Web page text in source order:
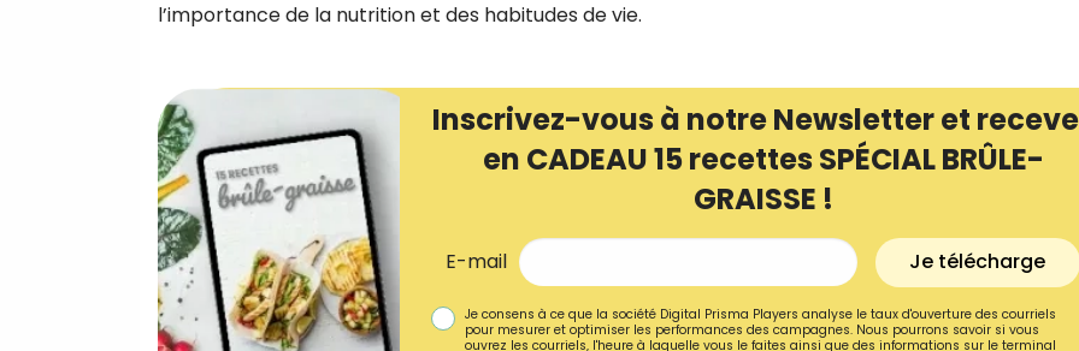
l’importance de la nutrition et des habitudes de vie.
Inscrivez-vous à notre Newsletter et
en CADEAU 15 recettes SPÉCIAL BRÛLE-
GRAISSE !
E-mail Je télécharge
Je consens à ce que la société Digital Prisma Players analyse le taux d'ouverture des courriels
pour mesurer et optimiser les performances des campagnes. Nous pourrons savoir si vous
ouvrez les courriels, l'heure à laquelle vous le faites ainsi que des informations sur le terminal